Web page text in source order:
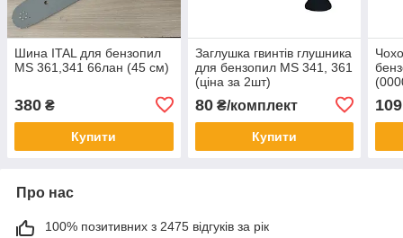
Шина ITAL для бензопил
MS 361,341 66лан (45 см)
380 ₴
Купити
Заглушка гвинтів глушника
для бензопил MS 341, 361
(ціна за 2шт)
80₴/комплект
Купити
109
Про нас
100% позитивних з 2475 відгуків за рік